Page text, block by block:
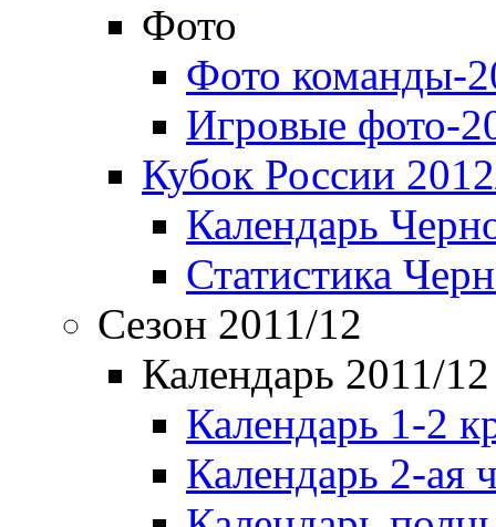
Фото
Фото команды-
Игровые фото-
Кубок России
Календарь
Статистика
Сезон 2011/12
Календарь 2011/12
Календарь 1-2
Календарь 2-ая